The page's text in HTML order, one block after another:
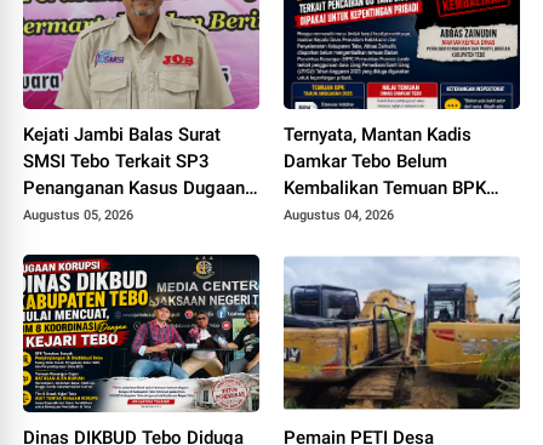
Kejati Jambi Balas Surat
SMSI Tebo Terkait SP3
Penanganan Kasus Dugaan
Korupsi di DPUPR Tebo Rp
Augustus 05, 2026
Ternyata, Mantan Kadis
Damkar Tebo Belum
Kembalikan Temuan BPK
Terkait Pencairan GU yang
Kepentingan Pribadi
Augustus 04, 2026
Dinas DIKBUD Tebo Diduga
Pemain PETI Desa